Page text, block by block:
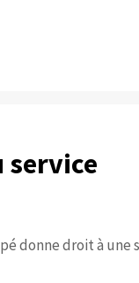
service
donne droit à